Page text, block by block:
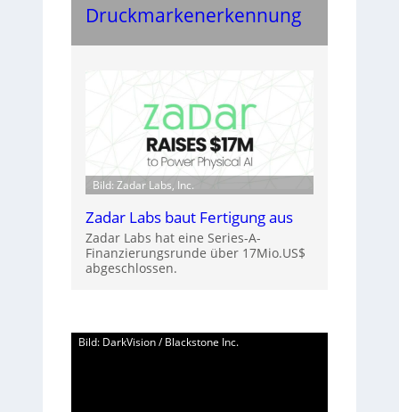
Druckmarkenerkennung
Bild: Zadar Labs, Inc.
Zadar Labs baut Fertigung aus
Zadar Labs hat eine Series-A-
Finanzierungsrunde über 17Mio.US$
abgeschlossen.
Bild: DarkVision / Blackstone Inc.